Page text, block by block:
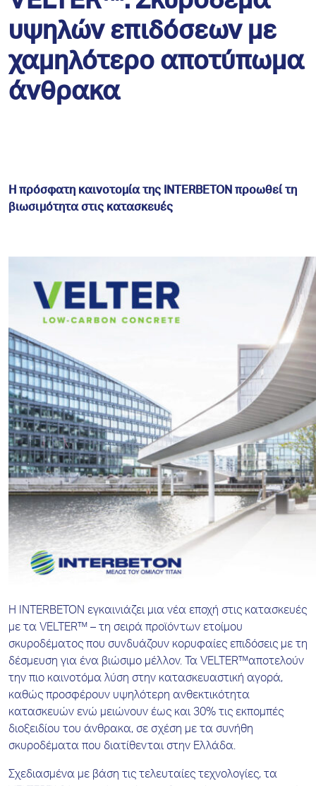
υψηλών επιδόσεων με
χαμηλότερο αποτύπωμα
άνθρακα
Η πρόσφατη καινοτομία της INTERBETON προωθεί τη
βιωσιμότητα στις κατασκευές
Η INTERBETON εγκαινιάζει μια νέα εποχή στις κατασκευές
με τα VELTER™ – τη σειρά προϊόντων ετοίμου
σκυροδέματος που συνδυάζουν κορυφαίες επιδόσεις με τη
δέσμευση για ένα βιώσιμο μέλλον. Τα VELTER™αποτελούν
την πιο καινοτόμα λύση στην κατασκευαστική αγορά,
καθώς προσφέρουν υψηλότερη ανθεκτικότητα
κατασκευών ενώ μειώνουν έως και 30% τις εκπομπές
διοξειδίου του άνθρακα, σε σχέση με τα συνήθη
σκυροδέματα που διατίθενται στην Ελλάδα.
Σχεδιασμένα με βάση τις τελευταίες τεχνολογίες, τα